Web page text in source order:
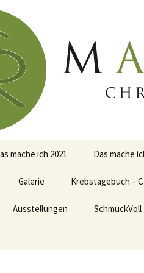
mache ich 2021 Das mache
Galerie
Kissen
Krebstagebuch –
Ausstellungen SchmuckVoll